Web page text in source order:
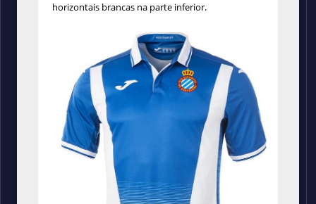
horizontais brancas na parte inferior.